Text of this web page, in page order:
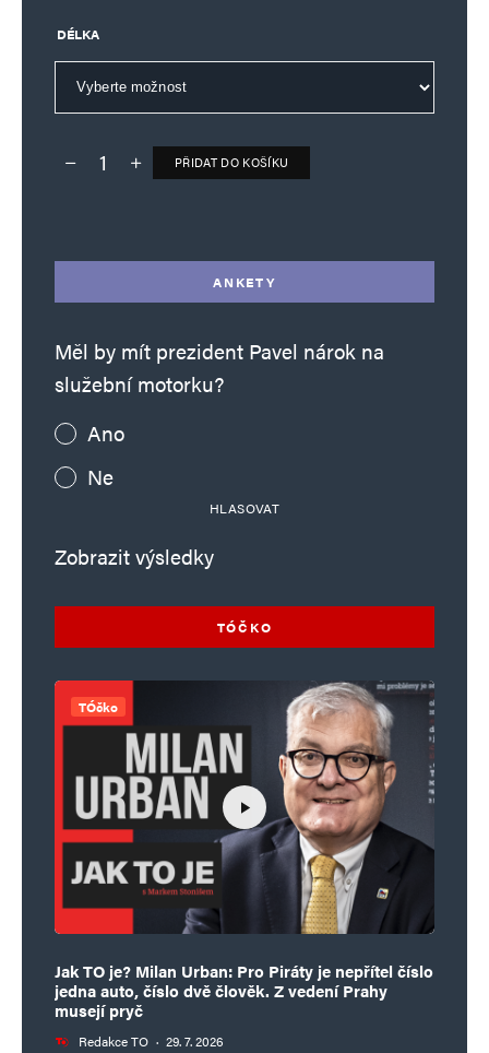
DÉLKA
Deník TO – verze bez reklam množství
PŘIDAT DO KOŠÍKU
ANKETY
Měl by mít prezident Pavel nárok na
služební motorku?
Ano
Ne
HLASOVAT
Zobrazit výsledky
TÓČKO
TÓčko
Jak TO je? Milan Urban: Pro Piráty je nepřítel číslo
jedna auto, číslo dvě člověk. Z vedení Prahy
musejí pryč
Redakce TO · 29. 7. 2026